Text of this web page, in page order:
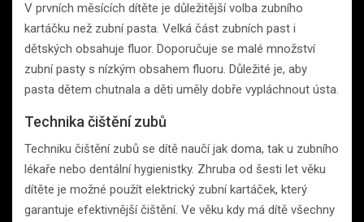
V prvních měsících dítěte je důležitější volba zubního
kartáčku než zubní pasta. Velká část zubních past i
dětských obsahuje fluor. Doporučuje se malé množství
zubní pasty s nízkým obsahem fluoru. Důležité je, aby
pasta dětem chutnala a děti uměly dobře vypláchnout ústa.
Technika čištění zubů
Techniku čištění zubů se dítě naučí jak doma, tak u zubního
lékaře nebo dentální hygienistky. Zhruba od šesti let věku
dítěte je možné použít elektrický zubní kartáček, který
garantuje efektivnější čištění. Ve věku kdy má dítě všechny